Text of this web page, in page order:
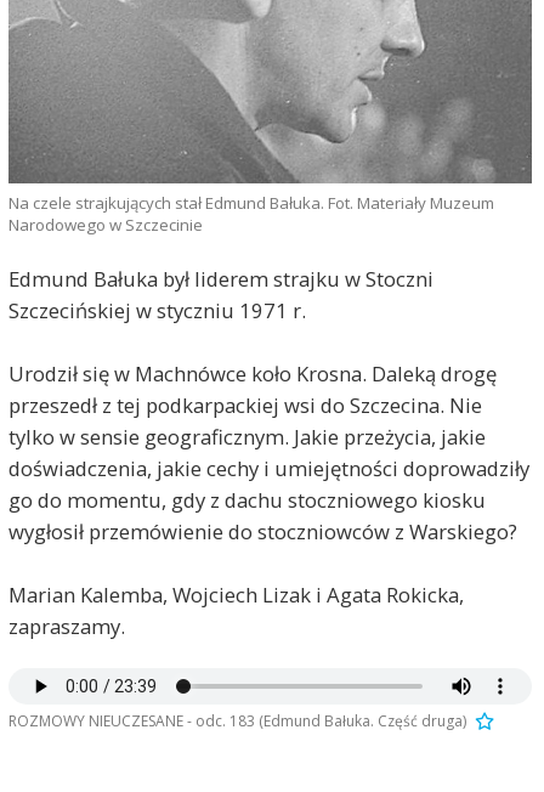
Na czele strajkujących stał Edmund Bałuka. Fot. Materiały Muzeum
Narodowego w Szczecinie
Edmund Bałuka był liderem strajku w Stoczni
Szczecińskiej w styczniu 1971 r.
Urodził się w Machnówce koło Krosna. Daleką drogę
przeszedł z tej podkarpackiej wsi do Szczecina. Nie
tylko w sensie geograficznym. Jakie przeżycia, jakie
doświadczenia, jakie cechy i umiejętności doprowadziły
go do momentu, gdy z dachu stoczniowego kiosku
wygłosił przemówienie do stoczniowców z Warskiego?
Marian Kalemba, Wojciech Lizak i Agata Rokicka,
zapraszamy.
ROZMOWY NIEUCZESANE - odc. 183 (Edmund Bałuka. Część druga)